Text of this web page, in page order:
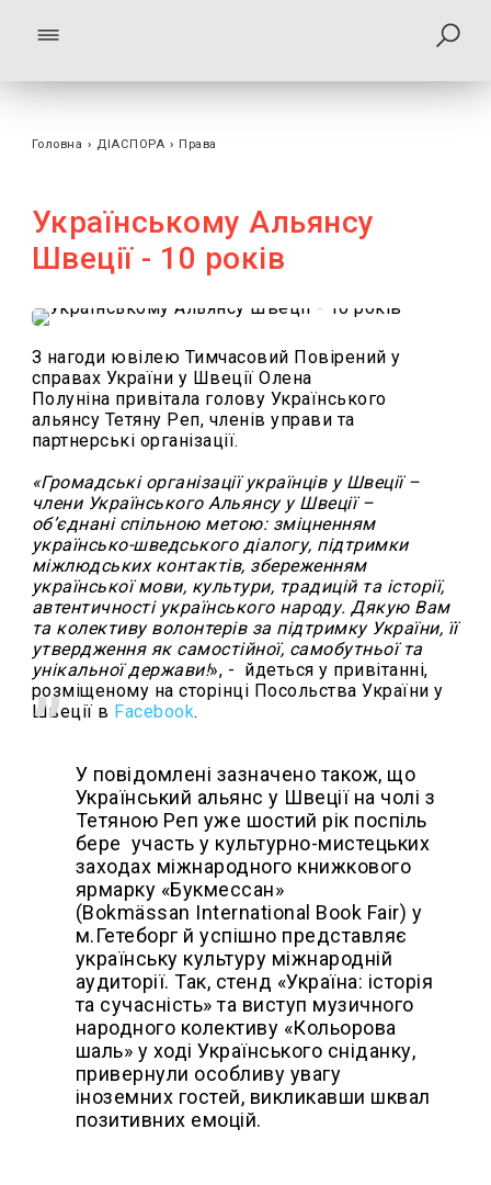
Головна › ДІАСПОРА › Права
Українському Альянсу
Швеції - 10 років
З нагоди ювілею Тимчасовий Повірений у
справах України у Швеції Олена
Полуніна привітала голову Українського
альянсу Тетяну Реп, членів управи та
партнерські організації.
«Громадські організації українців у Швеції –
члени Українського Альянсу у Швеції –
об’єднані спільною метою: зміцненням
українсько-шведського діалогу, підтримки
міжлюдських контактів, збереженням
української мови, культури, традицій та історії,
автентичності українського народу. Дякую Вам
та колективу волонтерів за підтримку України, її
утвердження як самостійної, самобутньої та
унікальної держави!», - йдеться у привітанні,
розміщеному насторінці Посольства України у
Швеції в Facebook.
У повідомлені зазначено також, що
Український альянс у Швеції на чолі з
Тетяною Реп уже шостий рік поспіль
бере участь у культурно-мистецьких
заходах міжнародного книжкового
ярмарку «Букмессан»
(Bokmässan International Book Fair) у
м.Гетеборг й успішно представляє
українську культуру міжнародній
аудиторії. Так, стенд «Україна: історія
та сучасність» та виступ музичного
народного колективу «Кольорова
шаль» у ході Українського сніданку,
привернули особливу увагу
іноземних гостей, викликавши шквал
позитивних емоцій.